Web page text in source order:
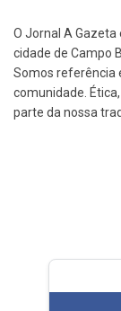
O Jornal A
cidade de Campo
Somos referência
comunidade.
parte da nossa